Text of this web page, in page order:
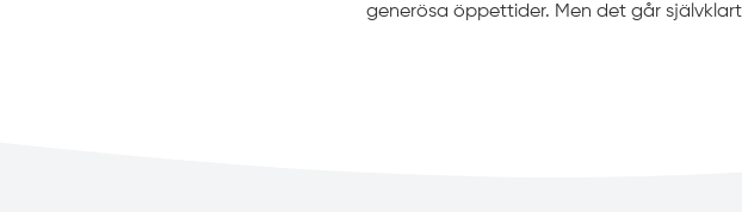
generösa öppettider. Men det går